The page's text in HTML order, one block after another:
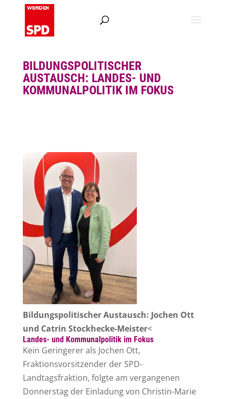
BILDUNGSPOLITISCHER
AUSTAUSCH: LANDES- UND
KOMMUNALPOLITIK IM FOKUS
Bildungspolitischer Austausch: Jochen Ott
und Catrin Stockhecke-Meister<
Landes- und Kommunalpolitik im Fokus
Kein Geringerer als Jochen Ott,
Fraktionsvorsitzender der SPD-
Landtagsfraktion, folgte am vergangenen
Donnerstag der Einladung von Christin-Marie